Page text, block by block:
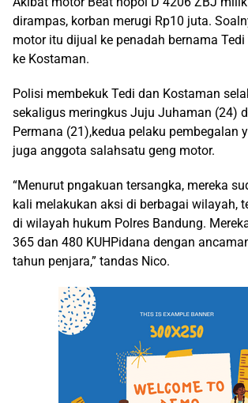
dirampas, korban merugi Rp10 juta.
motor itu dijual ke penadah bernama
ke Kostaman.
Polisi membekuk Tedi dan Kostaman
sekaligus meringkus Juju Juhaman (24)
Permana (21),kedua pelaku pembegalan
juga anggota salahsatu geng motor.
“Menurut pngakuan tersangka, mereka
kali melakukan aksi di berbagai wilayah,
di wilayah hukum Polres Bandung.
365 dan 480 KUHPidana dengan
tahun penjara,” tandas Nico.